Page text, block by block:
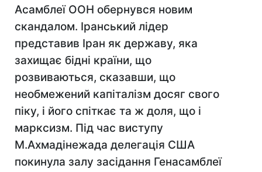
Асамблеї ООН обернувся новим
скандалом. Іранський лідер
представив Іран як державу, яка
захищає бідні країни, що
розвиваються, сказавши, що
необмежений капіталізм досяг свого
піку, і його спіткає та ж доля, що і
марксизм. Під час виступу
М.Ахмадінежада делегація США
покинула залу засідання Генасамблеї